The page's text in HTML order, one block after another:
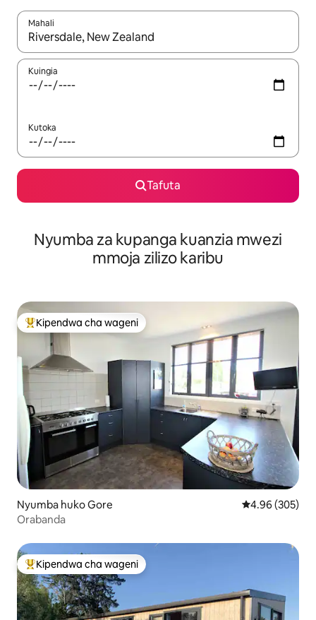
Mahali
Wakati matokeo yanapatikana, vinjari kwa kutumia vitufe vya
Kuingia
Kutoka
Tafuta
Nyumba za kupanga kuanzia mwezi
mmoja zilizo karibu
Kipendwa maarufu cha wageni
Kipendwa cha wageni
Nyumba huko Gore Ukadiriaji wa
4.96 (305)
Orabanda
Kipendwa maarufu cha wageni
Kipendwa cha wageni